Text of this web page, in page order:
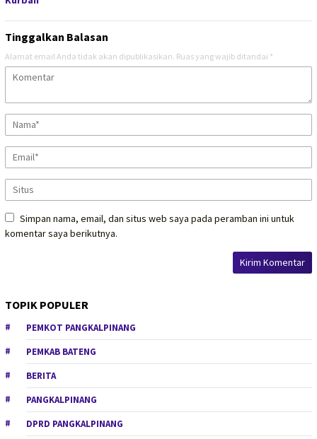
Tinggalkan Balasan
Alamat email Anda tidak akan dipublikasikan. Ruas yang wajib ditandai *
Simpan nama, email, dan situs web saya pada peramban ini untuk
komentar saya berikutnya.
TOPIK POPULER
PEMKOT PANGKALPINANG
PEMKAB BATENG
BERITA
PANGKALPINANG
DPRD PANGKALPINANG